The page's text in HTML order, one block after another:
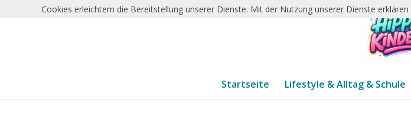
Startseite Lifestyle & Alltag & Schule
Cookies erleichtern die Bereitstellung unserer Dienste. Mit der Nutzung unserer Dienste